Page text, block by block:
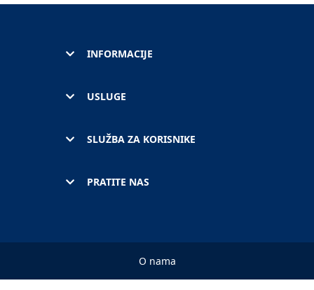
INFORMACIJE
USLUGE
SLUŽBA ZA KORISNIKE
PRATITE NAS
O nama